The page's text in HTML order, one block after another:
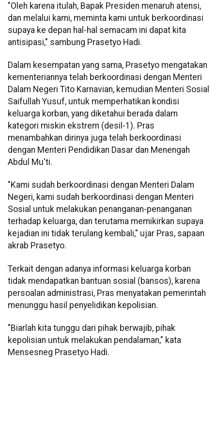
"Oleh karena itulah, Bapak Presiden menaruh atensi,
dan melalui kami, meminta kami untuk berkoordinasi
supaya ke depan hal-hal semacam ini dapat kita
antisipasi," sambung Prasetyo Hadi.
Dalam kesempatan yang sama, Prasetyo mengatakan
kementeriannya telah berkoordinasi dengan Menteri
Dalam Negeri Tito Karnavian, kemudian Menteri Sosial
Saifullah Yusuf, untuk memperhatikan kondisi
keluarga korban, yang diketahui berada dalam
kategori miskin ekstrem (desil-1). Pras
menambahkan dirinya juga telah berkoordinasi
dengan Menteri Pendidikan Dasar dan Menengah
Abdul Mu'ti.
"Kami sudah berkoordinasi dengan Menteri Dalam
Negeri, kami sudah berkoordinasi dengan Menteri
Sosial untuk melakukan penanganan-penanganan
terhadap keluarga, dan terutama memikirkan supaya
kejadian ini tidak terulang kembali," ujar Pras, sapaan
akrab Prasetyo.
Terkait dengan adanya informasi keluarga korban
tidak mendapatkan bantuan sosial (bansos), karena
persoalan administrasi, Pras menyatakan pemerintah
menunggu hasil penyelidikan kepolisian.
"Biarlah kita tunggu dari pihak berwajib, pihak
kepolisian untuk melakukan pendalaman," kata
Mensesneg Prasetyo Hadi.